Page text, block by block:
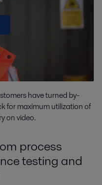
have turned by-
for maximum utilization of
on video.
process
testing and